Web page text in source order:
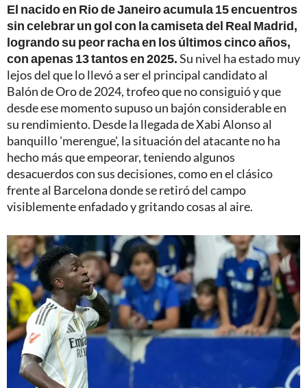
El nacido en Rio de Janeiro acumula 15 encuentros
sin celebrar un gol con la camiseta del Real Madrid,
logrando su peor racha en los últimos cinco años,
con apenas 13 tantos en 2025.Su nivel ha estado muy
lejos del que lo llevó a ser el principal candidato al
Balón de Oro de 2024, trofeo que no consiguió y que
desde ese momento supuso un bajón considerable en
su rendimiento. Desde la llegada de Xabi Alonso al
banquillo 'merengue', la situación del atacante no ha
hecho más que empeorar, teniendo algunos
desacuerdos con sus decisiones, como en el clásico
frente al Barcelona donde se retiró del campo
visiblemente enfadado y gritando cosas al aire.